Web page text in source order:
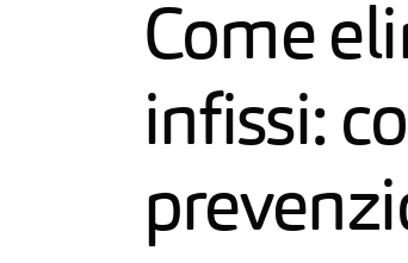
Come
infissi: